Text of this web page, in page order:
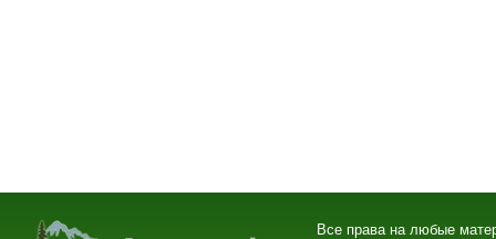
Все права на любые